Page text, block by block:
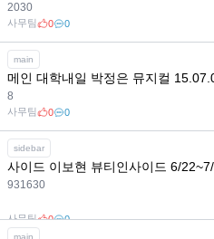
2030
사무팀 0 0
main
메인 대학내일 박정은 뮤지컬
8
사무팀 0 0
sidebar
사이드 이보현 뷰티인사이드 6/
931630
사무팀 0 0
main